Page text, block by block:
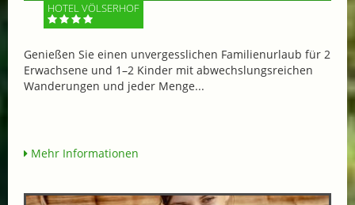
HOTEL VÖLSERHOF
Genießen Sie einen unvergesslichen Familienurlaub für 2
Erwachsene und 1–2 Kinder mit abwechslungsreichen
Wanderungen und jeder Menge...
Mehr Informationen